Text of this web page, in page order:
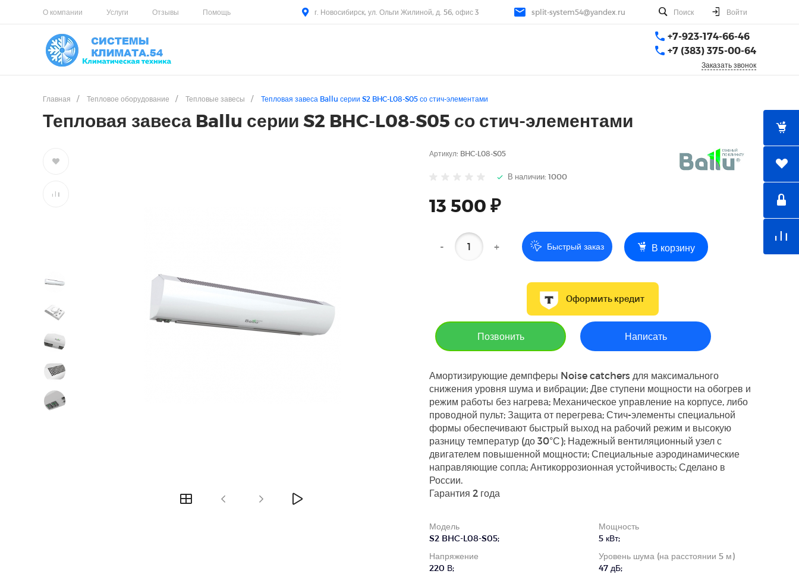
О компании Услуги Отзывы Помощь г. Новосибирск, ул. Ольги Жилиной, д. 56, офис 3 split-system54@yandex.ru Поиск Войти
+7-923-174-66-46
+7 (383) 375-00-64
Заказать звонок
Главная / Тепловое оборудование / Тепловые завесы / Тепловая завеса Ballu серии S2 BHC-L08-S05 со стич-элементами
Тепловая завеса Ballu серии S2 BHC-L08-S05 со стич-элементами
Артикул: BHC-L08-S05
В наличии: 1000
13 500 ₽
- + Быстрый заказ В корзину
Оформить кредит
Позвонить Написать
Амортизирующие демпферы Noise catchers для максимального
снижения уровня шума и вибрации; Две ступени мощности на обогрев и
режим работы без нагрева; Механическое управление на корпусе, либо
проводной пульт; Защита от перегрева; Стич-элементы специальной
формы обеспечивают быстрый выход на рабочий режим и высокую
разницу температур (до 30°С); Надежный вентиляционный узел с
двигателем повышенной мощности; Специальные аэродинамические
направляющие сопла; Антикоррозионная устойчивость; Сделано в
России.
Гарантия 2 года
Модель
S2 BHC-L08-S05;
Мощность
5 кВт;
Напряжение
220 В;
Уровень шума (на расстоянии 5 м)
47 дБ;